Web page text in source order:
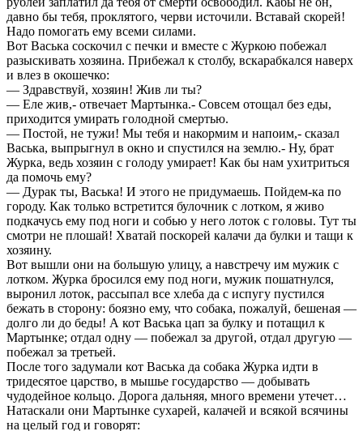
давно бы тебя, проклятого, черви источили. Вставай скорей!
Надо помогать ему всеми силами.
Вот Васька соскочил с печки и вместе с Журкою побежал
разыскивать хозяина. Прибежал к столбу, вскарабкался наверх
и влез в окошечко:
— Здравствуй, хозяин! Жив ли ты?
— Еле жив,- отвечает Мартынка.- Совсем отощал без еды,
приходится умирать голодной смертью.
— Постой, не тужи! Мы тебя и накормим и напоим,- сказал
Васька, выпрыгнул в окно и спустился на землю.- Ну, брат
Журка, ведь хозяин с голоду умирает! Как бы нам ухитриться
да помочь ему?
— Дурак ты, Васька! И этого не придумаешь. Пойдем-ка по
городу. Как только встретится булочник с лотком, я живо
подкачусь ему под ноги и собью у него лоток с головы. Тут ты
смотри не плошай! Хватай поскорей калачи да булки и тащи к
хозяину.
Вот вышли они на большую улицу, а навстречу им мужик с
лотком. Журка бросился ему под ноги, мужик пошатнулся,
выронил лоток, рассыпал все хлеба да с испугу пустился
бежать в сторону: боязно ему, что собака, пожалуй, бешеная —
долго ли до беды! А кот Васька цап за булку и потащил к
Мартынке; отдал одну — побежал за другой, отдал другую —
побежал за третьей.
После того задумали кот Васька да собака Журка идти в
тридесятое царство, в мышье государство — добывать
чудодейное кольцо. Дорога дальняя, много времени утечет…
Натаскали они Мартынке сухарей, калачей и всякой всячины
на целый год и говорят: